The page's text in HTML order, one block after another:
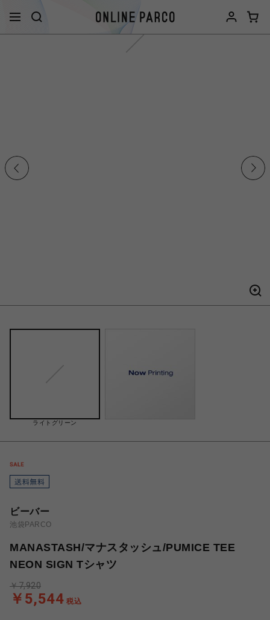
ライトグリーン
ビーバー
池袋PARCO
MANASTASH/マナスタッシュ/PUMICE TEE
NEON SIGN Tシャツ
￥5,544 税込
￥7,920